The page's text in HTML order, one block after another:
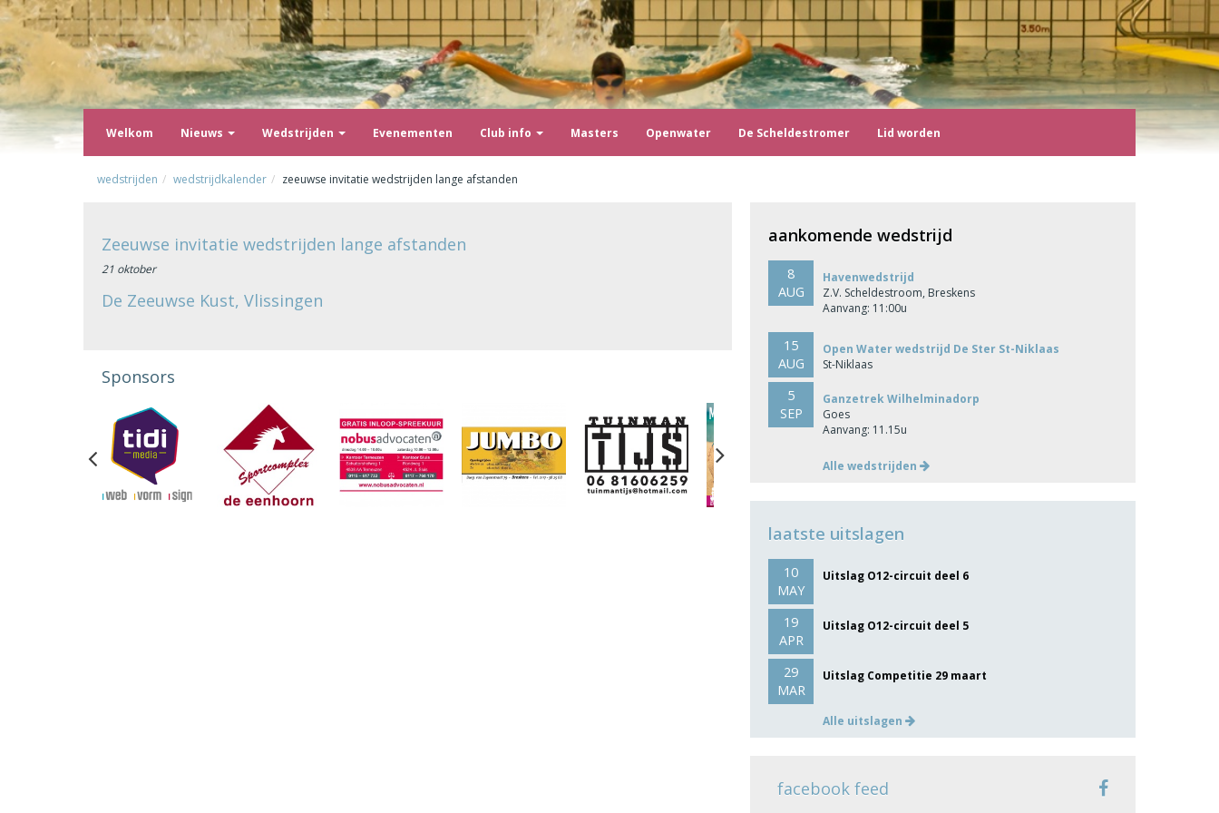
Welkom Nieuws Wedstrijden Evenementen Club info Masters Openwater De Scheldestromer Lid worden
wedstrijden wedstrijdkalender zeeuwse invitatie wedstrijden lange afstanden
Zeeuwse invitatie wedstrijden lange afstanden
21 oktober
De Zeeuwse Kust, Vlissingen
Sponsors
Previous
aankomende wedstrijd
8
AUG
Havenwedstrijd
Z.V. Scheldestroom, Breskens
Aanvang: 11:00u
15
AUG
Open Water wedstrijd De Ster St-Niklaas
St-Niklaas
5
SEP
Ganzetrek Wilhelminadorp
Goes
Aanvang: 11.15u
Alle wedstrijden
laatste uitslagen
10
MAY
Uitslag O12-circuit deel 6
19
APR
Uitslag O12-circuit deel 5
29
MAR
Uitslag Competitie 29 maart
Alle uitslagen
facebook feed